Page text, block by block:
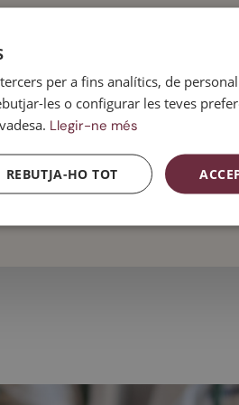
Augment de
la
ambiental.
Espais
per a fins analítics, de
les o configurar les teves
Llegir-ne més
REBUTJA-HO TOT